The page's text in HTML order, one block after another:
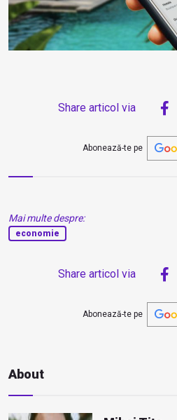
Share articol via
Abonează-te pe
Mai multe despre:
economie
Share articol via
Abonează-te pe
About